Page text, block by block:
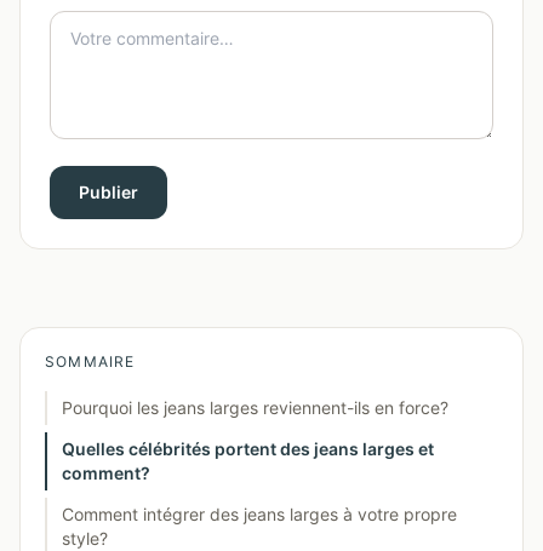
Publier
SOMMAIRE
Pourquoi les jeans larges reviennent-ils en force?
Quelles célébrités portent des jeans larges et
comment?
Comment intégrer des jeans larges à votre propre
style?